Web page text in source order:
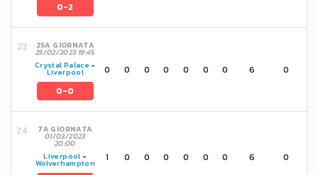
0-2
25A GIORNATA
25/02/2023 19:45
Crystal Palace -
Liverpool
0-0
0 0 0 0 0 0 0 6 0
7A GIORNATA
01/03/2023
20:00
Liverpool -
Wolverhampton 1 0 0 0 0 0 0 6 0